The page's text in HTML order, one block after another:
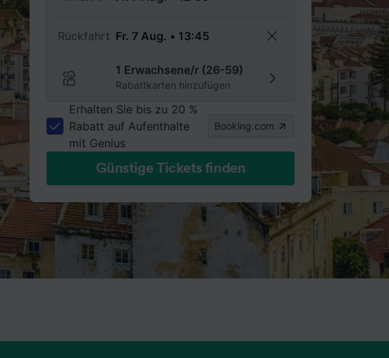
Rückfahrt
1 Erwachsene/r (26-59)
Rabattkarten hinzufügen
Erhalten Sie bis zu 20 %
Rabatt auf Aufenthalte
mit Genius
Booking.com
Günstige Tickets finden